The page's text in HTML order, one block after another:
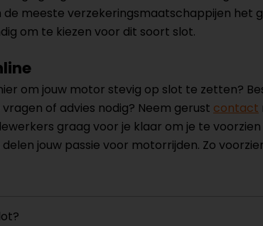
meeste verzekeringsmaatschappijen het
om te kiezen voor dit soort slot.
om jouw motor stevig op slot te zetten?
of advies nodig? Neem gerust contact
graag voor je klaar om je te
jouw passie voor motorrijden. Zo